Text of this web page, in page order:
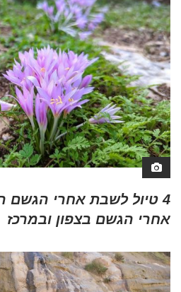
4 טיול לשבת אחרי הגשם
אחרי הגשם בצפון ובמרכז